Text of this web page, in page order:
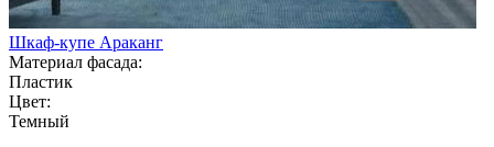
Шкаф-купе Араканг
Материал фасада:
Пластик
Цвет:
Темный